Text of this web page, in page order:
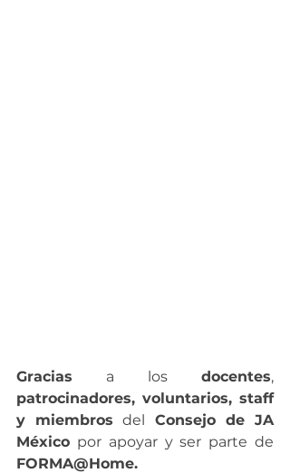
Gracias a los docentes
patrocinadores, voluntarios, staff
y miembros del Consejo de JA
México
FORMA@Home.